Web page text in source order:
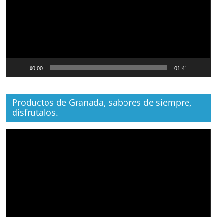
00:00 01:41
Productos de Granada, sabores de siempre,
disfrutalos.